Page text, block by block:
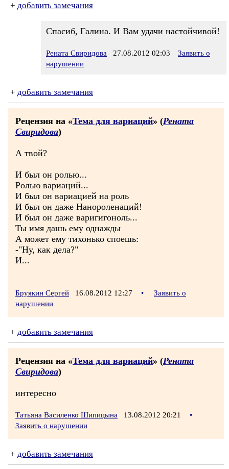
+ добавить замечания
Спасиб, Галина. И Вам удачи настойчивой!
Рената Свиридова 27.08.2012 02:03
Заявить о
нарушении
+ добавить замечания
Рецензия на «Тема для вариаций» (Рената
Свиридова)
А твой?
И был он ролью...
Ролью вариаций...
И был он вариацией на роль
И был он даже Нанороленаций!
И был он даже варигигоноль...
Ты имя дашь ему однажды
А может ему тихонько споешь:
-"Ну, как дела?"
И...
Бруякин Сергей 16.08.2012 12:27 •
Заявить о
нарушении
+ добавить замечания
Рецензия на «Тема для вариаций» (Рената
Свиридова)
интересно
Татьяна Василенко Шипицына 13.08.2012 20:21
•
Заявить о нарушении
+ добавить замечания